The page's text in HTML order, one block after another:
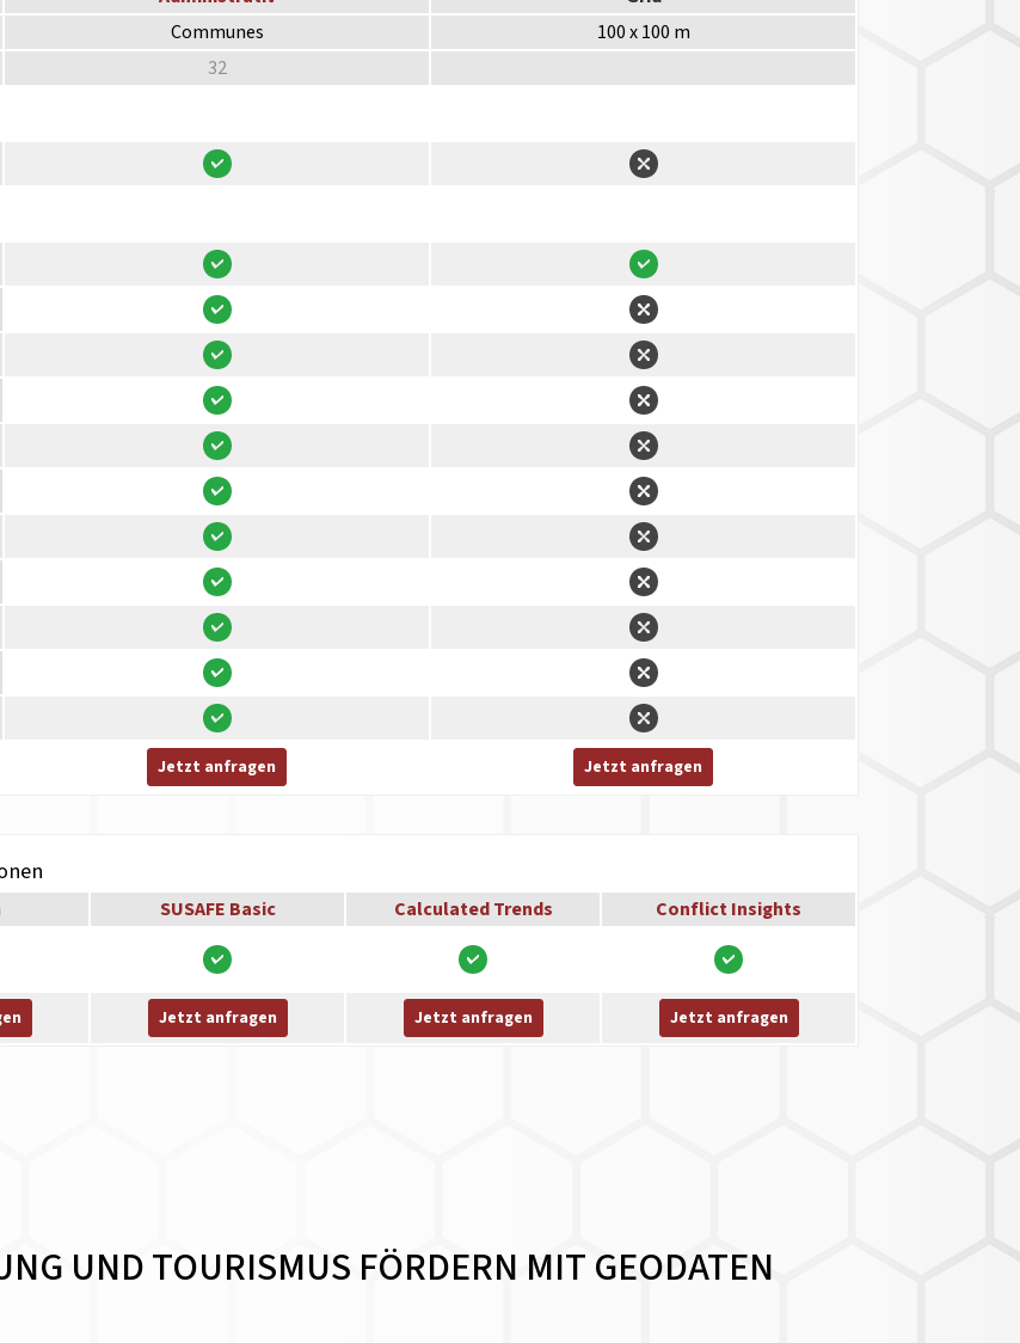
Communes
100 x 100 m
32
Jetzt anfragen Jetzt anfragen
SUSAFE Basic Calculated Trends
Conflict Insights
Jetzt anfragen Jetzt anfragen Jetzt anfragen
UND TOURISMUS FÖRDERN MIT GEODATEN